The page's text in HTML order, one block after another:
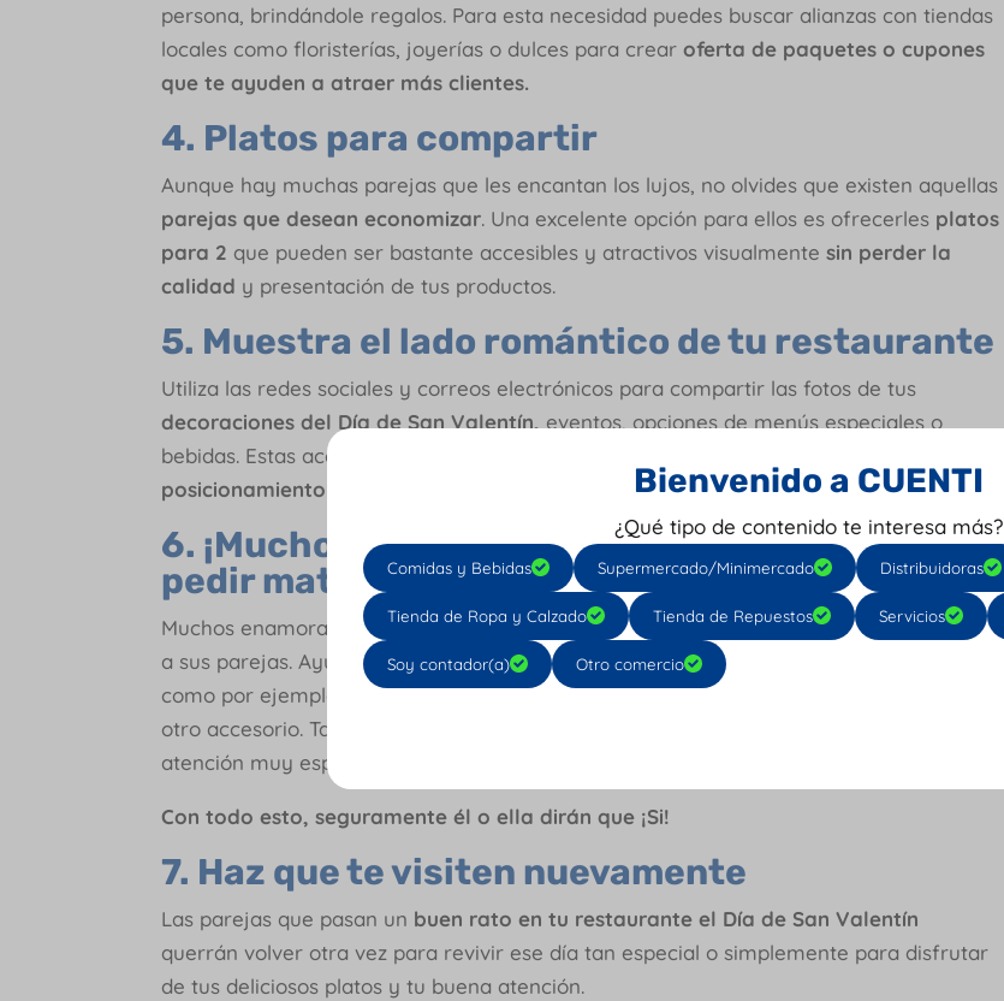
persona, brindándole regalos. Para esta necesidad puedes buscar alianzas con tiendas
locales como floristerías, joyerías o dulces para crear oferta de paquetes o cupones
que te ayuden a atraer más clientes.
4. Platos para compartir
Aunque hay muchas parejas que les encantan los lujos, no olvides que existen aquellas
parejas que desean economizar. Una excelente opción para ellos es ofrecerles platos
para 2 que pueden ser bastante accesibles y atractivos visualmentesin perder la
calidad y presentación de tus productos.
5. Muestra el lado romántico de tu restaurante
Utiliza las redes sociales y correos electrónicos para compartir las fotos de tus
decoraciones del Día de San Valentín, eventos, opciones de menús especiales o
bebidas. Estas acciones te ayudarán mucho para
posicionamiento de tu marca.
6. ¡Muchos enamorados aprovecharán para
pedir matrimonio!
Muchos enamorados aprovechan el Día de San Valentín para proponer matrimonio
a sus parejas. Ayuda a que se propicie de una forma especial este acontecimiento
como por ejemplo: ofrecer tus postres para colocar el anillo, botella de vino o algún
otro accesorio. También puedes facilitar
atención muy especial y personalizada.
Con todo esto, seguramente él o ella dirán que ¡Si!
7. Haz que te visiten nuevamente
Las parejas que pasan un buen rato en tu restaurante el Día de San Valentín
querrán volver otra vez para revivir ese día tan especial o simplemente para disfrutar
de tus deliciosos platos y tu buena atención.
Bienvenido a CUENTI
¿Qué tipo de contenido te interesa más?
Comidas y Bebidas Supermercado/Minimercado Distribuidoras
Tienda de Ropa y Calzado Tienda de Repuestos Servicios
Soy contador(a) Otro comercio